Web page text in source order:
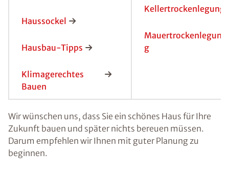
Haussockel
Hausbau-Tipps
Klimagerechtes
Bauen
Kellertrockenlegung
Mauertrockenlegun
g
Wir wünschen uns, dass Sie ein schönes Haus für Ihre
Zukunft bauen und später nichts bereuen müssen.
Darum empfehlen wir Ihnen mit guter Planung zu
beginnen.